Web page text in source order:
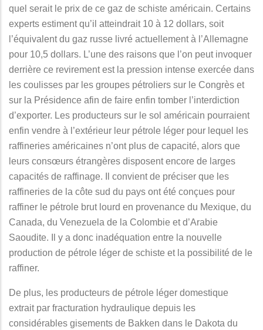
quel serait le prix de ce gaz de schiste américain. Certains
experts estiment qu’il atteindrait 10 à 12 dollars, soit
l’équivalent du gaz russe livré actuellement à l’Allemagne
pour 10,5 dollars. L’une des raisons que l’on peut invoquer
derrière ce revirement est la pression intense exercée dans
les coulisses par les groupes pétroliers sur le Congrès et
sur la Présidence afin de faire enfin tomber l’interdiction
d’exporter. Les producteurs sur le sol américain pourraient
enfin vendre à l’extérieur leur pétrole léger pour lequel les
raffineries américaines n’ont plus de capacité, alors que
leurs consœurs étrangères disposent encore de larges
capacités de raffinage. Il convient de préciser que les
raffineries de la côte sud du pays ont été conçues pour
raffiner le pétrole brut lourd en provenance du Mexique, du
Canada, du Venezuela de la Colombie et d’Arabie
Saoudite. Il y a donc inadéquation entre la nouvelle
production de pétrole léger de schiste et la possibilité de le
raffiner.
De plus, les producteurs de pétrole léger domestique
extrait par fracturation hydraulique depuis les
considérables gisements de Bakken dans le Dakota du